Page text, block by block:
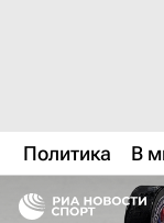
Политика В